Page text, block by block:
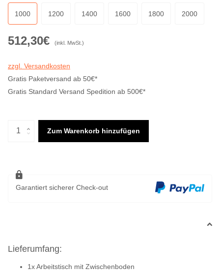
1000 1200 1400 1600 1800 2000
512,30€ (inkl. MwSt.)
zzgl. Versandkosten
Gratis Paketversand ab 50€*
Gratis Standard Versand Spedition ab 500€*
Zum Warenkorb hinzufügen
Garantiert sicherer Check-out
Lieferumfang:
1x Arbeitstisch mit Zwischenboden